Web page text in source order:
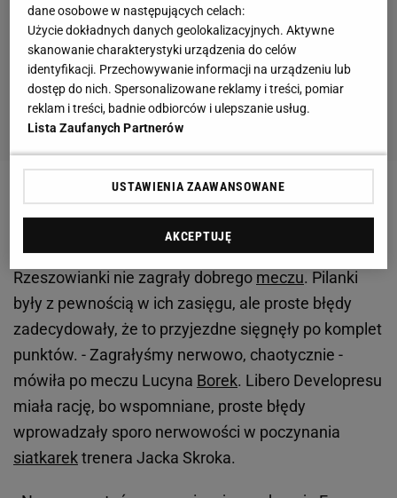
Siatkarki Developresu SkyRes Rzeszów nie
winy za sobotnią porażkę z PTPS-em Piła 0:3.
Rzeszowianki nie zagrały dobrego meczu. Pilanki
były z pewnością w ich zasięgu, ale proste błędy
zadecydowały, że to przyjezdne sięgnęły po komplet
punktów. - Zagrałyśmy nerwowo, chaotycznie -
mówiła po meczu Lucyna Borek. Libero Developresu
miała rację, bo wspomniane, proste błędy
wprowadzały sporo nerwowości w poczynania
siatkarektrenera Jacka Skroka.
dane osobowe w następujących celach:
Użycie dokładnych danych geolokalizacyjnych. Aktywne
skanowanie charakterystyki urządzenia do celów
identyfikacji. Przechowywanie informacji na urządzeniu lub
dostęp do nich. Spersonalizowane reklamy i treści, pomiar
reklam i treści, badnie odbiorców i ulepszanie usług.
Lista Zaufanych Partnerów
USTAWIENIA ZAAWANSOWANE
AKCEPTUJĘ